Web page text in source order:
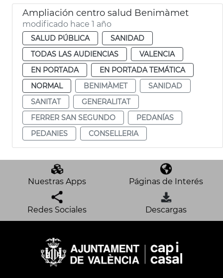
Ampliación centro salud Benimàmet
modificado hace 1 año
SALUD PÚBLICA
SANIDAD
TODAS LAS AUDIENCIAS
VALENCIA
EN PORTADA
EN PORTADA TEMÁTICA
NORMAL
BENIMÀMET
SANIDAD
SANITAT
GENERALITAT
FERRER SAN SEGUNDO
PEDANÍAS
PEDANIES
CONSELLERIA
Nuestras Apps Páginas de Interés
Redes Sociales Descargas